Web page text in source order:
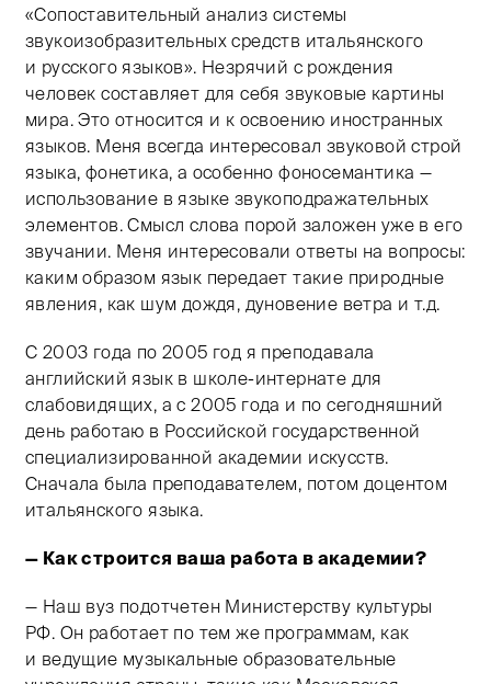
«Сопоставительный анализ системы
звукоизобразительных средств итальянского
и русского языков». Незрячий с рождения
человек составляет для себя звуковые картины
мира. Это относится и к освоению иностранных
языков. Меня всегда интересовал звуковой строй
языка, фонетика, а особенно фоносемантика —
использование в языке звукоподражательных
элементов. Смысл слова порой заложен уже в его
звучании. Меня интересовали ответы на вопросы:
каким образом язык передает такие природные
явления, как шум дождя, дуновение ветра и т.д.
С 2003 года по 2005 год я преподавала
английский язык в школе-интернате для
слабовидящих, а с 2005 года и по сегодняшний
день работаю в Российской государственной
специализированной академии искусств.
Сначала была преподавателем, потом доцентом
итальянского языка.
— Как строится ваша работа в академии?
— Наш вуз подотчетен Министерству культуры
РФ. Он работает по тем же программам, как
и ведущие музыкальные образовательные